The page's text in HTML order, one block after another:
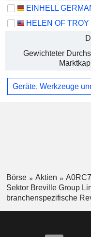
EINHELL
HELEN OF TROY
Gewichteter
Geräte, Werkzeuge
Börse Aktien
Sektor Breville Group
branchenspezifische